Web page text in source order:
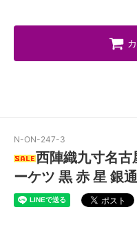
N-ON-247-3
西陣織九寸名古
ーケツ 黒 赤 星 銀